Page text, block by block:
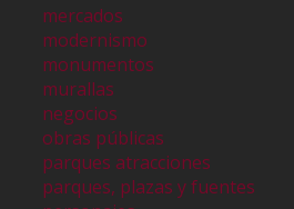
mercados
modernismo
monumentos
murallas
negocios
obras públicas
parques atracciones
parques, plazas y fuentes